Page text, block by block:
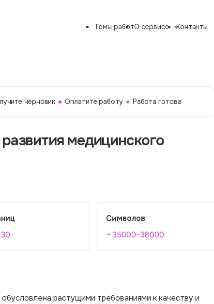
Темы работО сервисе Контакты
черновик Оплатите работу Работа готова
медицинского
Символов
~ 35000–38000
растущими требованиями к качеству и